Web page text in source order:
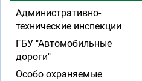
Административно-
технические инспекции
ГБУ "Автомобильные
дороги"
Особо охраняемые